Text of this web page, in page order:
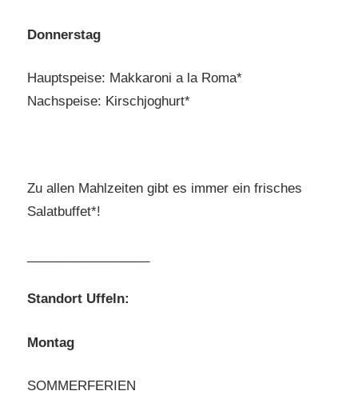
Donnerstag
Hauptspeise: Makkaroni a la Roma*
Nachspeise: Kirschjoghurt*
Zu allen Mahlzeiten gibt es immer ein frisches
Salatbuffet*!
Standort Uffeln:
Montag
SOMMERFERIEN